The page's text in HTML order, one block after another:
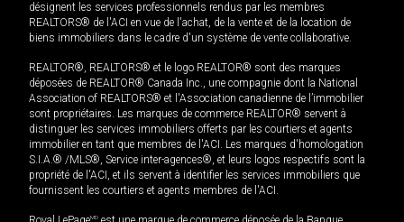
désignent les services professionnels rendus par les membres
REALTORS® de l'ACI en vue de l'achat, de la vente et de la location de
biens immobiliers dans le cadre d'un système de vente collaborative.
REALTOR®, REALTORS® et le logo REALTOR® sont des marques
déposées de REALTOR® Canada Inc., une compagnie dont la National
Association of REALTORS® et l'Association canadienne de l’immobilier
sont propriétaires. Les marques de commerce REALTOR® servent à
distinguer les services immobiliers offerts par les courtiers et agents
immobilier en tant que membres de l'ACI. Les marques d'homologation
S.I.A.® /MLS®, Service inter-agences®, et leurs logos respectifs sont la
propriété de l'ACI, et ils servent à identifier les services immobiliers que
fournissent les courtiers et agents membres de l'ACI.
MD